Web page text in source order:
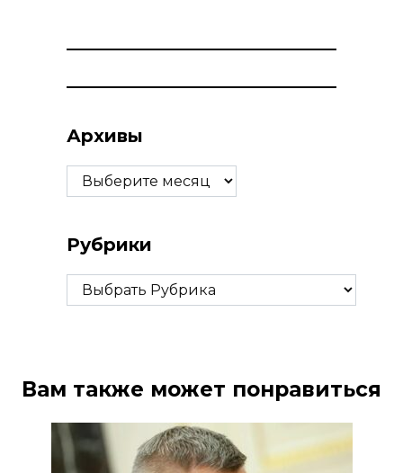
Архивы
Архивы
Рубрики
Рубрики
Вам также может понравиться